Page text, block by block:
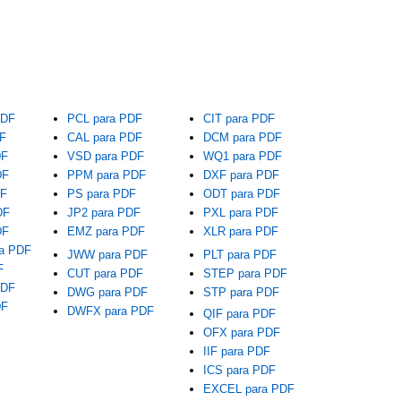
PCL para PDF
CAL para PDF
VSD para PDF
PPM para PDF
PS para PDF
JP2 para PDF
EMZ para PDF
CIT para PDF
DCM para PDF
WQ1 para PDF
DXF para PDF
ODT para PDF
PXL para PDF
XLR para PDF
PDF
JWW para PDF
CUT para PDF
DWG para PDF
DWFX para PDF
PLT para PDF
STEP para PDF
STP para PDF
QIF para PDF
OFX para PDF
IIF para PDF
ICS para PDF
EXCEL para PDF